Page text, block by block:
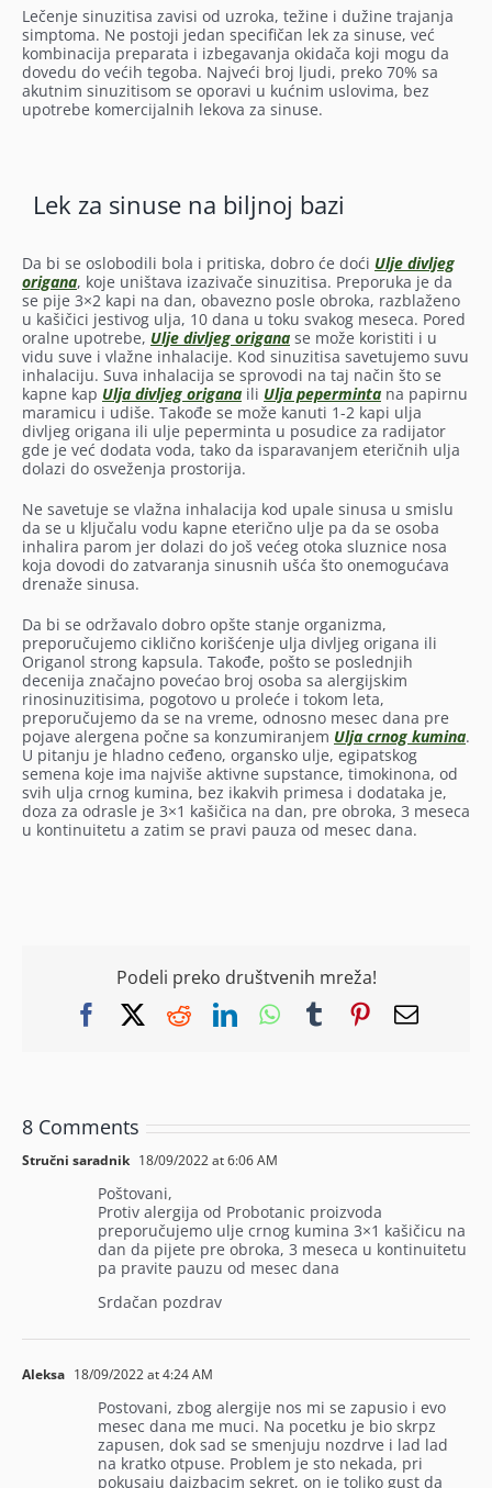
Lečenje sinuzitisa zavisi od uzroka, težine i dužine trajanja
simptoma. Ne postoji jedan specifičan lek za sinuse, već
kombinacija preparata i izbegavanja okidača koji mogu da
dovedu do većih tegoba. Najveći broj ljudi, preko 70% sa
akutnim sinuzitisom se oporavi u kućnim uslovima, bez
upotrebe komercijalnih lekova za sinuse.
Lek za sinuse na biljnoj bazi
Da bi se oslobodili bola i pritiska, dobro će doći Ulje divljeg
origana, koje uništava izazivače sinuzitisa. Preporuka je da
se pije 3×2 kapi na dan, obavezno posle obroka, razblaženo
u kašičici jestivog ulja, 10 dana u toku svakog meseca. Pored
oralne upotrebe, Ulje divljeg origana se može koristiti i u
vidu suve i vlažne inhalacije. Kod sinuzitisa savetujemo suvu
inhalaciju. Suva inhalacija se sprovodi na taj način što se
kapne kap Ulja divljeg origana ili Ulja peperminta na papirnu
maramicu i udiše. Takođe se može kanuti 1-2 kapi ulja
divljeg origana ili ulje peperminta u posudice za radijator
gde je već dodata voda, tako da isparavanjem eteričnih ulja
dolazi do osveženja prostorija.
Ne savetuje se vlažna inhalacija kod upale sinusa u smislu
da se u ključalu vodu kapne eterično ulje pa da se osoba
inhalira parom jer dolazi do još većeg otoka sluznice nosa
koja dovodi do zatvaranja sinusnih ušća što onemogućava
drenaže sinusa.
Da bi se održavalo dobro opšte stanje organizma,
preporučujemo ciklično korišćenje ulja divljeg origana ili
Origanol strong kapsula. Takođe, pošto se poslednjih
decenija značajno povećao broj osoba sa alergijskim
rinosinuzitisima, pogotovo u proleće i tokom leta,
preporučujemo da se na vreme, odnosno mesec dana pre
pojave alergena počne sa konzumiranjem Ulja crnog kumina.
U pitanju je hladno ceđeno, organsko ulje, egipatskog
semena koje ima najviše aktivne supstance, timokinona, od
svih ulja crnog kumina, bez ikakvih primesa i dodataka je,
doza za odrasle je 3×1 kašičica na dan, pre obroka, 3 meseca
u kontinuitetu a zatim se pravi pauza od mesec dana.
Podeli preko društvenih mreža!
FacebookRedditLinkedInWhatsApp
TumblrPinterest
Email
8 Comments
Stručni saradnik 18/09/2022 at 6:06 AM
Poštovani,
Protiv alergija od Probotanic proizvoda
preporučujemo ulje crnog kumina 3×1 kašičicu na
dan da pijete pre obroka, 3 meseca u kontinuitetu
pa pravite pauzu od mesec dana
Srdačan pozdrav
Aleksa 18/09/2022 at 4:24 AM
Postovani, zbog alergije nos mi se zapusio i evo
mesec dana me muci. Na pocetku je bio skrpz
zapusen, dok sad se smenjuju nozdrve i lad lad
na kratko otpuse. Problem je sto nekada, pri
pokusaju daizbacim sekret, on je toliko gust da